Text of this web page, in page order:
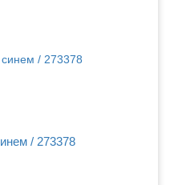
/ 273378